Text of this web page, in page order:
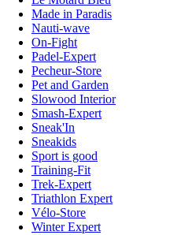
Made in Paradis
Nauti-wave
On-Fight
Padel-Expert
Pecheur-Store
Pet and Garden
Slowood Interior
Smash-Expert
Sneak'In
Sneakids
Sport is good
Training-Fit
Trek-Expert
Triathlon Expert
Vélo-Store
Winter Expert